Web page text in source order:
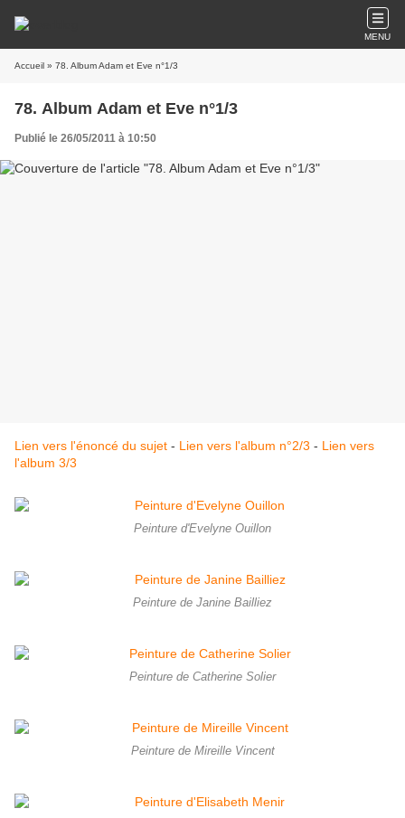
MENU
Accueil » 78. Album Adam et Eve n°1/3
78. Album Adam et Eve n°1/3
Publié le 26/05/2011 à 10:50
Lien vers l'énoncé du sujet - Lien vers l'album n°2/3 - Lien vers
l'album 3/3
Peinture d'Evelyne Ouillon
Peinture de Janine Bailliez
Peinture de Catherine Solier
Peinture de Mireille Vincent